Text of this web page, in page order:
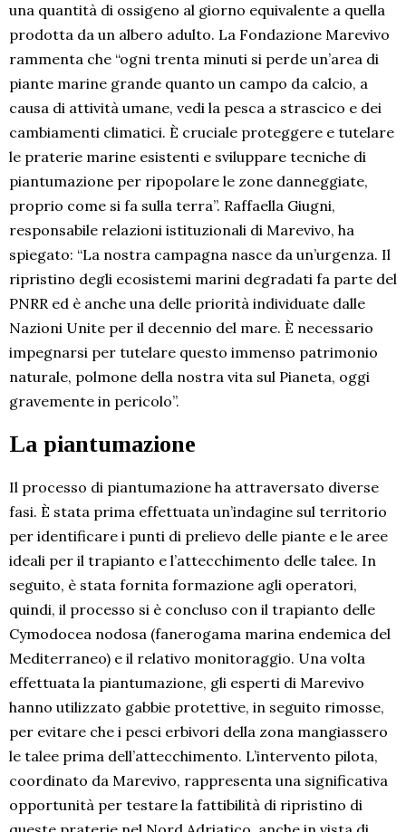
una quantità di ossigeno al giorno equivalente a quella
prodotta da un albero adulto. La Fondazione Marevivo
rammenta che “ogni trenta minuti si perde un’area di
piante marine grande quanto un campo da calcio, a
causa di attività umane, vedi la pesca a strascico e dei
cambiamenti climatici. È cruciale proteggere e tutelare
le praterie marine esistenti e sviluppare tecniche di
piantumazione per ripopolare le zone danneggiate,
proprio come si fa sulla terra”. Raffaella Giugni,
responsabile relazioni istituzionali di Marevivo, ha
spiegato: “La nostra campagna nasce da un’urgenza. Il
ripristino degli ecosistemi marini degradati fa parte del
PNRR ed è anche una delle priorità individuate dalle
Nazioni Unite per il decennio del mare. È necessario
impegnarsi per tutelare questo immenso patrimonio
naturale, polmone della nostra vita sul Pianeta, oggi
gravemente in pericolo”.
La piantumazione
Il processo di piantumazione ha attraversato diverse
fasi. È stata prima effettuata un’indagine sul territorio
per identificare i punti di prelievo delle piante e le aree
ideali per il trapianto e l’attecchimento delle talee. In
seguito, è stata fornita formazione agli operatori,
quindi, il processo si è concluso con il trapianto delle
Cymodocea nodosa (fanerogama marina endemica del
Mediterraneo) e il relativo monitoraggio. Una volta
effettuata la piantumazione, gli esperti di Marevivo
hanno utilizzato gabbie protettive, in seguito rimosse,
per evitare che i pesci erbivori della zona mangiassero
le talee prima dell’attecchimento. L’intervento pilota,
coordinato da Marevivo, rappresenta una significativa
opportunità per testare la fattibilità di ripristino di